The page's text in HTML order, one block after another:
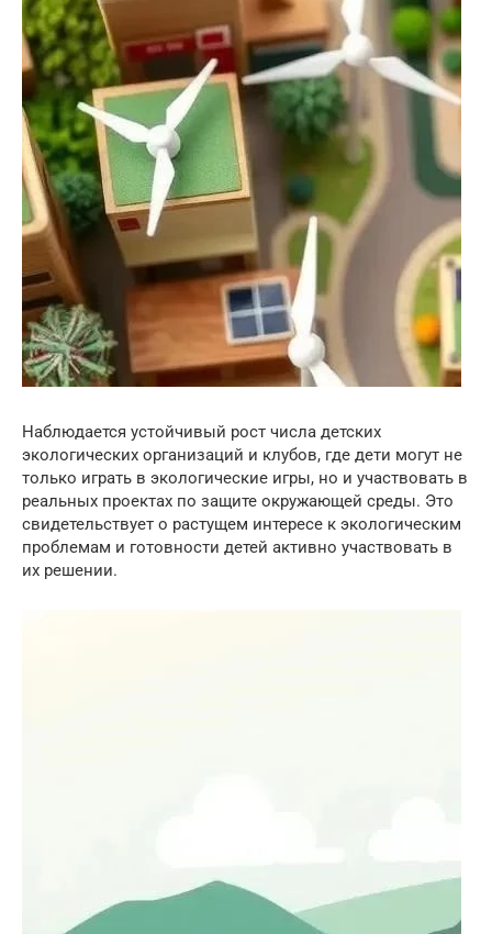
Наблюдается устойчивый рост числа детских
экологических организаций и клубов, где дети могут не
только играть в экологические игры, но и участвовать в
реальных проектах по защите окружающей среды. Это
свидетельствует о растущем интересе к экологическим
проблемам и готовности детей активно участвовать в
их решении.